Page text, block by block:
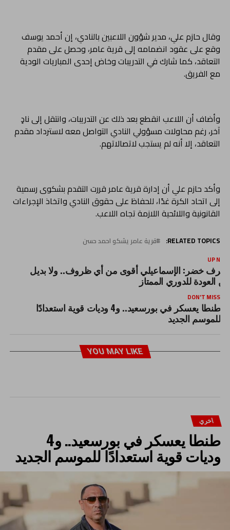
وقال حازم علي، مدير شؤون اللاعبين بالنادي، إن أحمد يوسف
وقع على عقود انضمامه إلى قرية عامر، وحصل على مقدم
التعاقد، كما شارك في التدريبات وخاض إحدى المباريات الودية
مع الفريق.
وأضاف أن اللاعب انقطع بعد ذلك عن التدريبات، وانتقل إلى نادٍ
آخر، رغم محاولات مسؤولي النادي التواصل معه لاسترداد مقدم
التعاقد، إلا أنه لم يستجب لاتصالاتهم.
وأكد حازم علي أن إدارة قرية عامر قررت التقدم بشكوى رسمية
إلى اتحاد الكرة غدًا، للحفاظ على حقوق النادي واتخاذ الإجراءات
القانونية واللائحية اللازمة تجاه اللاعب.
RELATED TOPICS: قرية عامر يشكو احمد حسن
UP
خضر: الإسماعيلي أقوى من أي ظروف.. ولا بديل
العودة للدوري الممتاز
DON'T MISS
طنطا يعسكر في بورسعيد.. و4 وديات قوية استعدادًا
للموسم الجديد
YOU MAY LIKE
اخري
طنطا يعسكر في بورسعيد.. و4
وديات قوية استعدادًا للموسم الجديد